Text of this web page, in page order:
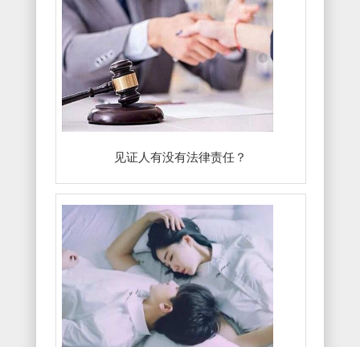
见证人有没有法律责任？